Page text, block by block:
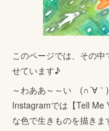
このページでは、その
せています♪
～わああ～～い (∩´∀｀
Instagramでは【Tell Me
な色で生きものを描きま